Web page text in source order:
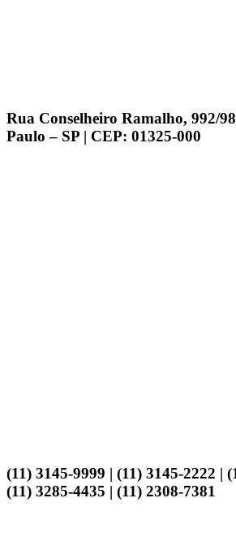
Rua Conselheiro Ramalho, 992/
Paulo – SP | CEP: 01325-000
(11) 3145-9999 | (11) 3145-2222 |
(11) 3285-4435 | (11) 2308-7381